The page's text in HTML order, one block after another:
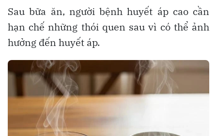
Sau bữa ăn, người bệnh huyết áp cao cần
hạn chế những thói quen sau vì có thể ảnh
hưởng đến huyết áp.